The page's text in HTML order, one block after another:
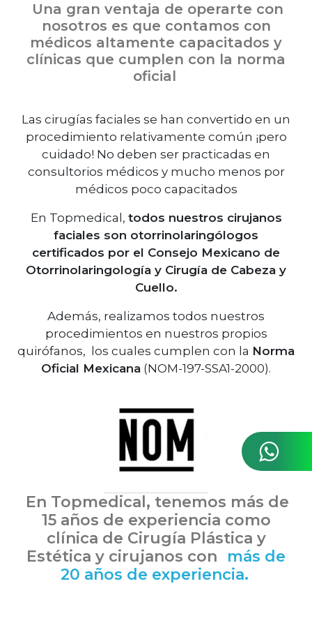
Una gran ventaja de operarte con
nosotros es que contamos con
médicos altamente capacitados y
clínicas que cumplen con la norma
oficial
Las cirugías faciales se han convertido en un
procedimiento relativamente común ¡pero
cuidado! No deben ser practicadas en
consultorios médicos y mucho menos por
médicos poco capacitados
En Topmedical, todos nuestros cirujanos
faciales son otorrinolaringólogos
certificados por el Consejo Mexicano de
Otorrinolaringología y Cirugía de Cabeza y
Cuello.
Además, realizamos todos nuestros
procedimientos en nuestros propios
quirófanos, los cuales cumplen con la Norma
Oficial Mexicana (NOM-197-SSA1-2000).
En Topmedical, tenemos más de
15 años de experiencia como
clínica de Cirugía Plástica y
Estética y cirujanos con
más de
20 años de experiencia.